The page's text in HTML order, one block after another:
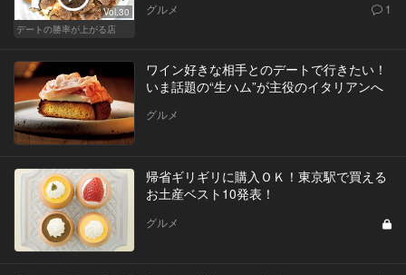
Vol.30
デートの勝率が上がる店
グルメ 1
ワイン好きな相手とのデートで行きたい！
いま話題の“生ハム”が主役のイタリアンへ
グルメ
帰省ギリギリに購入ＯＫ！東京駅で買える
お土産ベスト10発表！
グルメ